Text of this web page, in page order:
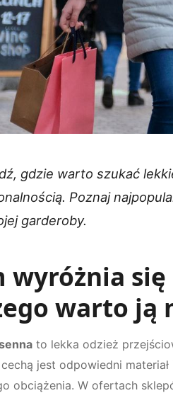
gdzie warto szukać
Poznaj
garderoby.
wyróżnia
warto ją
to lekka odzież
cechą jest odpowiedni
obciążenia. W ofertach